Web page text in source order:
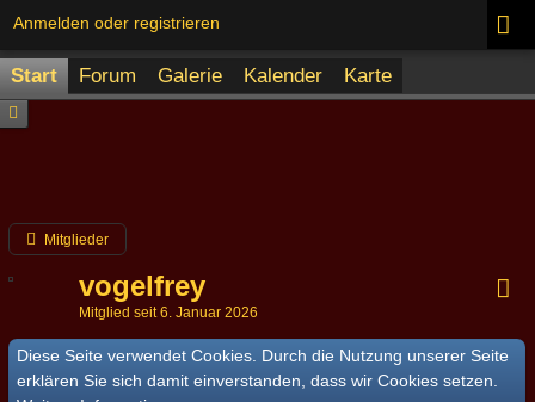
Anmelden oder registrieren
Start Forum Galerie Kalender Karte
Mitglieder
vogelfrey
Mitglied seit 6. Januar 2026
Diese Seite verwendet Cookies. Durch die Nutzung unserer Seite
erklären Sie sich damit einverstanden, dass wir Cookies setzen.